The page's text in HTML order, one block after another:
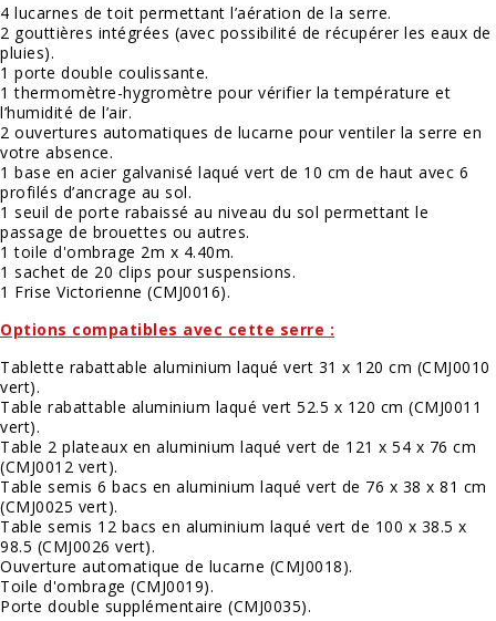
4 lucarnes de toit permettant l’aération de la serre.
2 gouttières intégrées (avec possibilité de récupérer les eaux de
pluies).
1 porte double coulissante.
1 thermomètre-hygromètre pour vérifier la température et
l’humidité de l’air.
2 ouvertures automatiques de lucarne pour ventiler la serre en
votre absence.
1 base en acier galvanisé laqué vert de 10 cm de haut avec 6
profilés d’ancrage au sol.
1 seuil de porte rabaissé au niveau du sol permettant le
passage de brouettes ou autres.
1 toile d'ombrage 2m x 4.40m.
1 sachet de 20 clips pour suspensions.
1 Frise Victorienne (CMJ0016).
Options compatibles avec cette serre :
Tablette rabattable aluminium laqué vert 31 x 120 cm (CMJ0010
vert).
Table rabattable aluminium laqué vert 52.5 x 120 cm (CMJ0011
vert).
Table 2 plateaux en aluminium laqué vert de 121 x 54 x 76 cm
(CMJ0012 vert).
Table semis 6 bacs en aluminium laqué vert de 76 x 38 x 81 cm
(CMJ0025 vert).
Table semis 12 bacs en aluminium laqué vert de 100 x 38.5 x
98.5 (CMJ0026 vert).
Ouverture automatique de lucarne (CMJ0018).
Toile d'ombrage (CMJ0019).
Porte double supplémentaire (CMJ0035).